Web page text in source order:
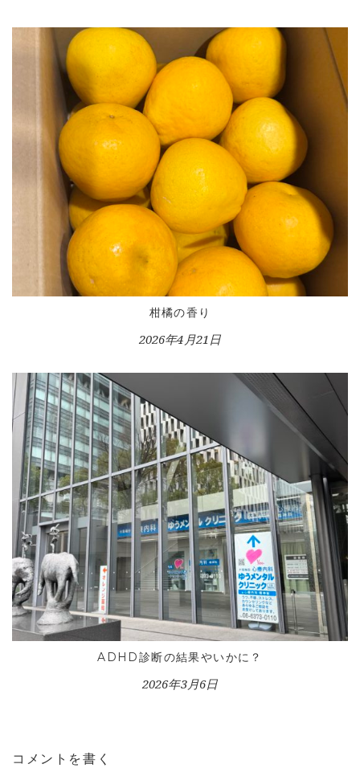
HOME
INFORMATION
VOICE GALLERY
CONTACT
柑橘の香り
2026年4月21日
ADHD診断の結果やいかに？
2026年3月6日
コメントを書く